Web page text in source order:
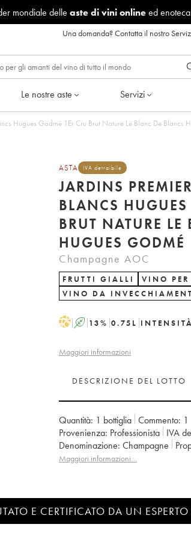
mondiale delle aste di vini onlineed
Una domanda?Contatta il nostro
Le nostre aste Servizi
Hugues Godmé 1Er Cru Brut Nature Le Blanc De Blancs
ASTA IVA detraibile
JARDINS
BLANCS
BRUT NATURE
HUGUES GODMÉ
Champagne AOC
FRUTTI GIALLI
VINO PER
VINO DA
H A 13% 0.75 L INTENSITÀ
Maggiori informazioni
DESCRIZIONE DEL LOTTO
Quantità: 1 bottiglia Commento:
Provenienza:
professionista IVA
Denominazione:
Champagne
Maggiori informazioni…
E CERTIFICATO DA UN